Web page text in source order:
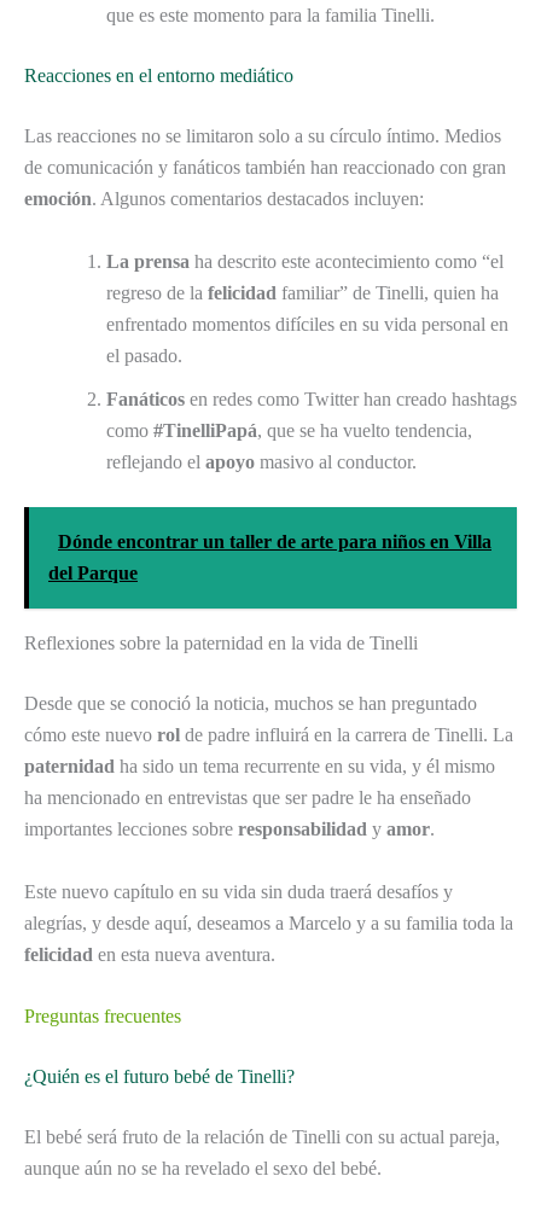
que es este momento para la familia Tinelli.
Reacciones en el entorno mediático
Las reacciones no se limitaron solo a su círculo íntimo. Medios
de comunicación y fanáticos también han reaccionado con gran
emoción. Algunos comentarios destacados incluyen:
La prensa ha descrito este acontecimiento como “el
regreso de la felicidad familiar” de Tinelli, quien ha
enfrentado momentos difíciles en su vida personal en
el pasado.
Fanáticos en redes como Twitter han creado hashtags
como #TinelliPapá, que se ha vuelto tendencia,
reflejando el apoyo masivo al conductor.
Dónde encontrar un taller de arte para niños en Villa
del Parque
Reflexiones sobre la paternidad en la vida de Tinelli
Desde que se conoció la noticia, muchos se han preguntado
cómo este nuevo rol de padre influirá en la carrera de Tinelli. La
paternidad ha sido un tema recurrente en su vida, y él mismo
ha mencionado en entrevistas que ser padre le ha enseñado
importantes lecciones sobre responsabilidad y amor.
Este nuevo capítulo en su vida sin duda traerá desafíos y
alegrías, y desde aquí, deseamos a Marcelo y a su familia toda la
felicidad en esta nueva aventura.
Preguntas frecuentes
¿Quién es el futuro bebé de Tinelli?
El bebé será fruto de la relación de Tinelli con su actual pareja,
aunque aún no se ha revelado el sexo del bebé.